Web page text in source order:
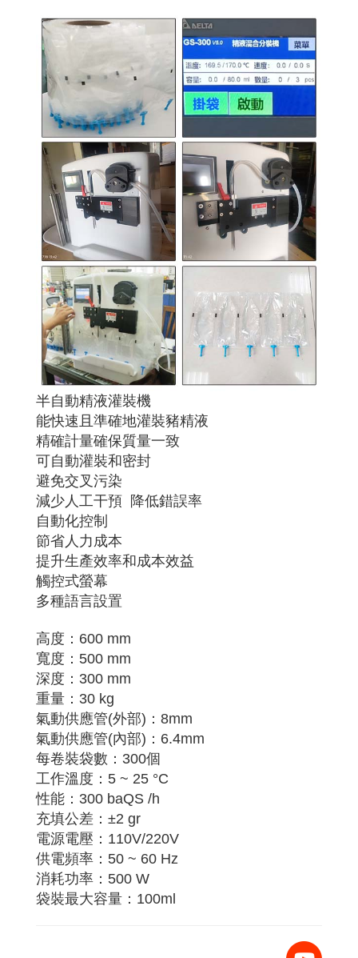
半自動精液灌裝機
能快速且準確地灌裝豬精液
精確計量確保質量一致
可自動灌裝和密封
避免交叉污染
減少人工干預 降低錯誤率
自動化控制
節省人力成本
提升生產效率和成本效益
觸控式螢幕
多種語言設置
高度：600 mm
寬度：500 mm
深度：300 mm
重量：30 kg
氣動供應管(外部)：8mm
氣動供應管(內部)：6.4mm
每卷裝袋數：300個
工作溫度：5 ~ 25 °C
性能：300 baQS /h
充填公差：±2 gr
電源電壓：110V/220V
供電頻率：50 ~ 60 Hz
消耗功率：500 W
袋裝最大容量：100ml